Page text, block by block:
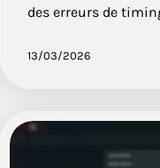
des erreurs de
13/03/2026